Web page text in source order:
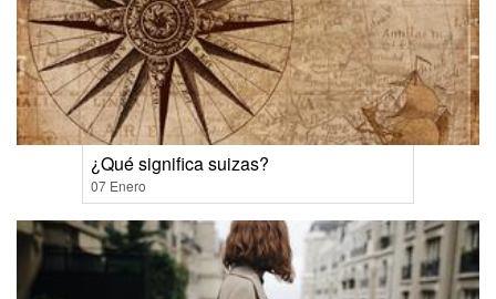
¿Qué significa suizas?
07 Enero